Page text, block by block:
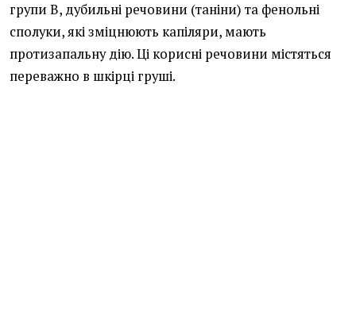
групи В, дубильні речовини (таніни) та фенольні
сполуки, які зміцнюють капіляри, мають
протизапальну дію. Ці корисні речовини містяться
переважно в шкірці груші.